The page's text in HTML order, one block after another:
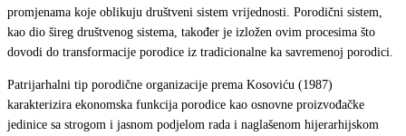
promjenama koje oblikuju društveni sistem vrijednosti. Porodični sistem,
kao dio šireg društvenog sistema, također je izložen ovim procesima što
dovodi do transformacije porodice iz tradicionalne ka savremenoj porodici.
Patrijarhalni tip porodične organizacije prema Kosoviću (1987)
karakterizira ekonomska funkcija porodice kao osnovne proizvođačke
jedinice sa strogom i jasnom podjelom rada i naglašenom hijerarhijskom